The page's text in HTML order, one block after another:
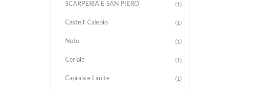
SCARPERIA E SAN PIERO (1)
Castelli Calepio (1)
Noto (1)
Ceriale (1)
Capraia e Limite (1)